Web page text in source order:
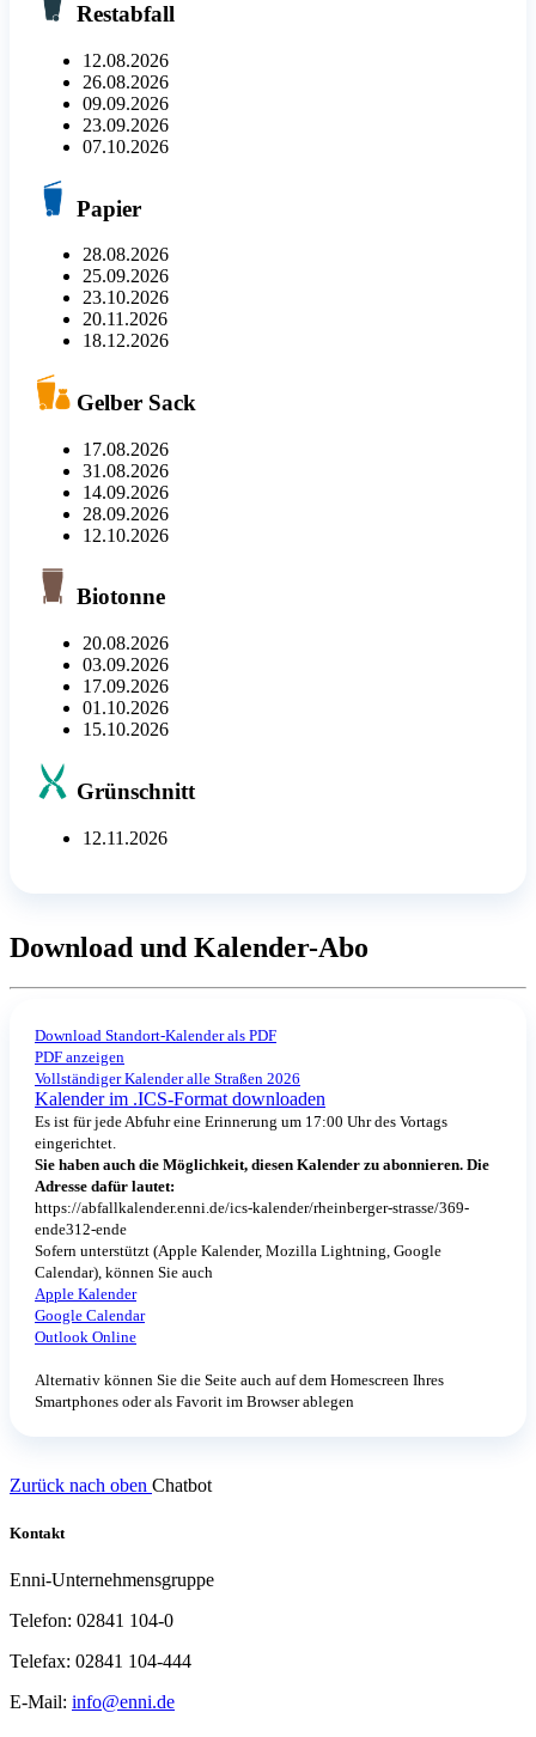
Restabfall
12.08.2026
26.08.2026
09.09.2026
23.09.2026
07.10.2026
Papier
28.08.2026
25.09.2026
23.10.2026
20.11.2026
18.12.2026
Gelber Sack
17.08.2026
31.08.2026
14.09.2026
28.09.2026
12.10.2026
Biotonne
20.08.2026
03.09.2026
17.09.2026
01.10.2026
15.10.2026
Grünschnitt
12.11.2026
Download und Kalender-Abo
Download Standort-Kalender als PDF
PDF anzeigen
Vollständiger Kalender alle Straßen 2026
Kalender im .ICS-Format downloaden
Es ist für jede Abfuhr eine Erinnerung um 17:00 Uhr des Vortags
eingerichtet.
Sie haben auch die Möglichkeit, diesen Kalender zu abonnieren. Die
Adresse dafür lautet:
https://abfallkalender.enni.de/ics-kalender/rheinberger-strasse/369-
ende312-ende
Sofern unterstützt (Apple Kalender, Mozilla Lightning, Google
Calendar), können Sie auch
Apple Kalender
Google Calendar
Outlook Online
Alternativ können Sie die Seite auch auf dem Homescreen Ihres
Smartphones oder als Favorit im Browser ablegen
Zurück nach oben Chatbot
Kontakt
Enni-Unternehmensgruppe
Telefon: 02841 104-0
Telefax: 02841 104-444
E-Mail: info@enni.de